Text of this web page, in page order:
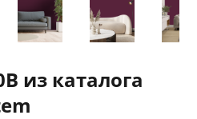
из каталога